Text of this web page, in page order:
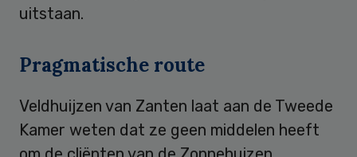
uitstaan.
Pragmatische route
Veldhuijzen van Zanten laat aan de Tweede
Kamer weten dat ze geen middelen heeft